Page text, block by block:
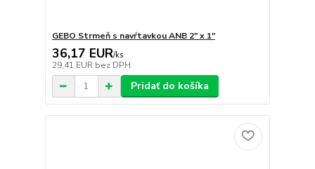
GEBO Strmeň s navŕtavkou ANB 2" x 1"
36,17 EUR/ks
29,41 EUR bez DPH
Pridať do košíka